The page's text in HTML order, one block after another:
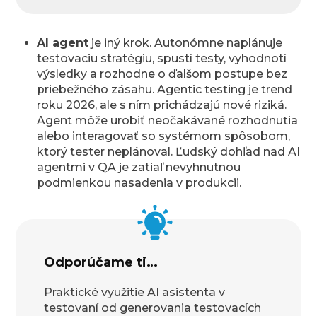
AI agent je iný krok. Autonómne naplánuje
testovaciu stratégiu, spustí testy, vyhodnotí
výsledky a rozhodne o ďalšom postupe bez
priebežného zásahu. Agentic testing je trend
roku 2026, ale s ním prichádzajú nové riziká.
Agent môže urobiť neočakávané rozhodnutia
alebo interagovať so systémom spôsobom,
ktorý tester neplánoval. Ľudský dohľad nad AI
agentmi v QA je zatiaľ nevyhnutnou
podmienkou nasadenia v produkcii.
Odporúčame ti…
Praktické využitie AI asistenta v
testovaní od generovania testovacích